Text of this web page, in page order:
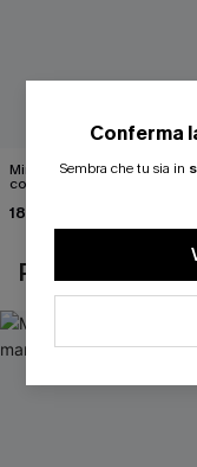
Mini abito senza maniche
con colletto nero
18,90 €
POTREBBE
Conferma
Sembra che tu sia in